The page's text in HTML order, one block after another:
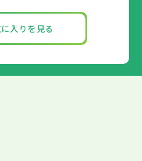
入りを見る